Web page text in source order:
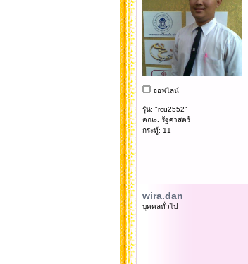
ออฟไลน์
รุ่น: "rcu2552"
คณะ: รัฐศาสตร์
กระทู้: 11
wira.dan
บุคคลทั่วไป